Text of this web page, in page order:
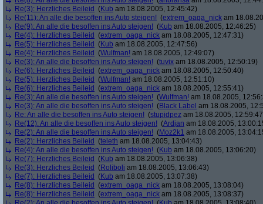
Re(3): Herzliches Beileid (Kub am 18.08.2005, 12:45:42)
Re(11): An alle die besoffen ins Auto steigen! (extrem_oaga_nick am
Re(9): An alle die besoffen ins Auto steigen! (Kub am 18.08.2005, 12:46:25)
Re(4): Herzliches Beileid (extrem_oaga_nick am 18.08.2005, 12:47:31)
Re(5): Herzliches Beileid (Kub am 18.08.2005, 12:47:56)
Re(4): Herzliches Beileid (Wulfman! am 18.08.2005, 12:49:07)
Re(3): An alle die besoffen ins Auto steigen! (tuvix am 18.08.2005, 12:50:19)
Re(6): Herzliches Beileid (extrem_oaga_nick am 18.08.2005, 12:50:40)
Re(5): Herzliches Beileid (Wulfman! am 18.08.2005, 12:51:10)
Re(6): Herzliches Beileid (extrem_oaga_nick am 18.08.2005, 12:55:41)
Re(3): An alle die besoffen ins Auto steigen! (Wulfman! am 18.08.2005,
Re(3): An alle die besoffen ins Auto steigen! (Black Label am 18.08.2005,
Re: An alle die besoffen ins Auto steigen! (stupidpez am 18.08.2005,
Re(12): An alle die besoffen ins Auto steigen! (Ardjan am 18.08.2005,
Re(2): An alle die besoffen ins Auto steigen! (Moz2k1 am 18.08.2005,
Re(2): Herzliches Beileid (teleth am 18.08.2005, 13:04:43)
Re(4): An alle die besoffen ins Auto steigen! (Kub am 18.08.2005, 13:06:20)
Re(7): Herzliches Beileid (Kub am 18.08.2005, 13:06:38)
Re(3): Herzliches Beileid (Roliboli am 18.08.2005, 13:06:43)
Re(7): Herzliches Beileid (Kub am 18.08.2005, 13:07:38)
Re(8): Herzliches Beileid (extrem_oaga_nick am 18.08.2005, 13:08:04)
Re(8): Herzliches Beileid (extrem_oaga_nick am 18.08.2005, 13:08:37)